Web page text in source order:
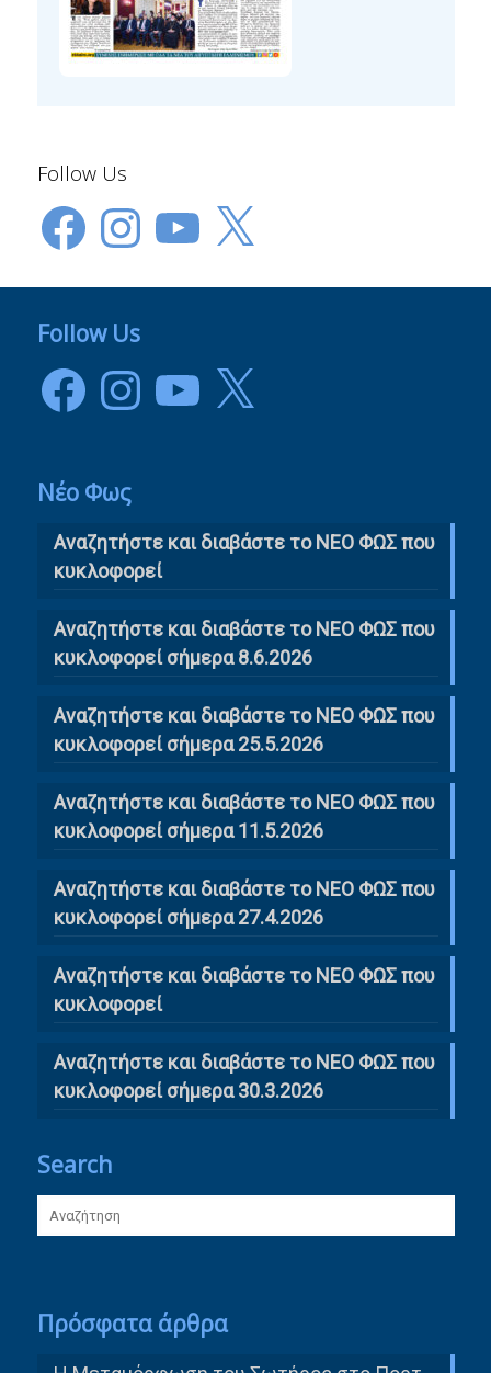
Follow Us
FacebookInstagramYouTube
X
Follow Us
FacebookInstagramYouTube
X
Νέο Φως
Αναζητήστε και διαβάστε το NΕΟ ΦΩΣ που
κυκλοφορεί
Αναζητήστε και διαβάστε το ΝΕΟ ΦΩΣ που
κυκλοφορεί σήμερα 8.6.2026
Αναζητήστε και διαβάστε το ΝΕΟ ΦΩΣ που
κυκλοφορεί σήμερα 25.5.2026
Αναζητήστε και διαβάστε το ΝΕΟ ΦΩΣ που
κυκλοφορεί σήμερα 11.5.2026
Αναζητήστε και διαβάστε το ΝΕΟ ΦΩΣ που
κυκλοφορεί σήμερα 27.4.2026
Αναζητήστε και διαβάστε το ΝΕΟ ΦΩΣ που
κυκλοφορεί
Αναζητήστε και διαβάστε το ΝΕΟ ΦΩΣ που
κυκλοφορεί σήμερα 30.3.2026
Search
Πρόσφατα άρθρα